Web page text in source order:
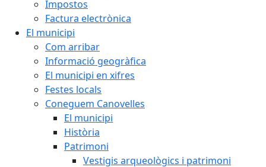
Impostos
Factura electrònica
El municipi
Com arribar
Informació geogràfica
El municipi en xifres
Festes locals
Coneguem Canovelles
El municipi
Història
Patrimoni
Vestigis arqueològics i patrimoni